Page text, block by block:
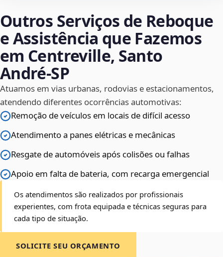
Outros Serviços de Reboque
e Assistência que Fazemos
em Centreville, Santo
André‑SP
Atuamos em vias urbanas, rodovias e estacionamentos,
atendendo diferentes ocorrências automotivas:
Remoção de veículos em locais de difícil acesso
Atendimento a panes elétricas e mecânicas
Resgate de automóveis após colisões ou falhas
Apoio em falta de bateria, com recarga emergencial
Os atendimentos são realizados por profissionais
experientes, com frota equipada e técnicas seguras para
cada tipo de situação.
SOLICITE SEU ORÇAMENTO